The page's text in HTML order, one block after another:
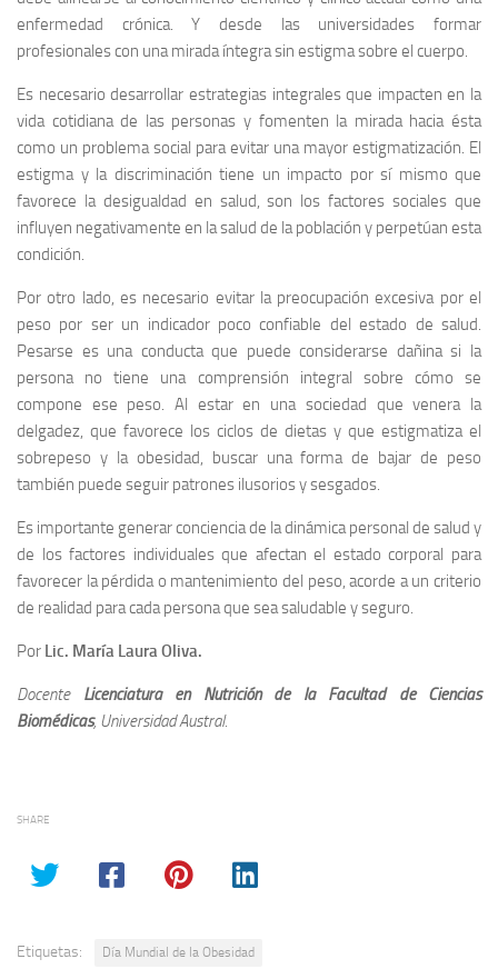
enfermedad crónica. Y desde las universidades formar
profesionales con una mirada íntegra sin estigma sobre el cuerpo.
Es necesario desarrollar estrategias integrales que impacten en la
vida cotidiana de las personas y fomenten la mirada hacia ésta
como un problema social para evitar una mayor estigmatización. El
estigma y la discriminación tiene un impacto por sí mismo que
favorece la desigualdad en salud, son los factores sociales que
influyen negativamente en la salud de la población y perpetúan esta
condición.
Por otro lado, es necesario evitar la preocupación excesiva por el
peso por ser un indicador poco confiable del estado de salud.
Pesarse es una conducta que puede considerarse dañina si la
persona no tiene una comprensión integral sobre cómo se
compone ese peso. Al estar en una sociedad que venera la
delgadez, que favorece los ciclos de dietas y que estigmatiza el
sobrepeso y la obesidad, buscar una forma de bajar de peso
también puede seguir patrones ilusorios y sesgados.
Es importante generar conciencia de la dinámica personal de salud y
de los factores individuales que afectan el estado corporal para
favorecer la pérdida o mantenimiento del peso, acorde a un criterio
de realidad para cada persona que sea saludable y seguro.
Por Lic. María Laura Oliva.
Docente Licenciatura en Nutrición de la Facultad de Ciencias
Biomédicas, Universidad Austral.
SHARE
Etiquetas: Día Mundial de la Obesidad